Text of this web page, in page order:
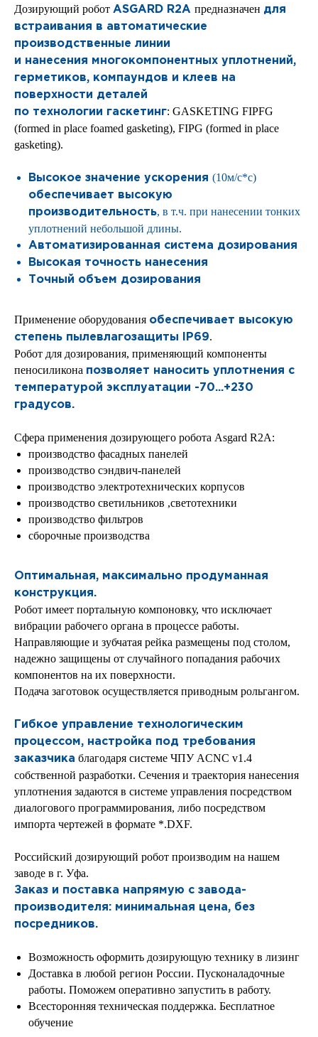
Дозирующий робот ASGARD R2A предназначен для
встраивания в автоматические
производственные линии
и нанесения многокомпонентных уплотнений,
герметиков, компаундов и клеев на
поверхности деталей
по технологии гаскетинг: GASKETING FIPFG
(formed in place foamed gasketing), FIPG (formed in place
gasketing).
Высокое значение ускорения (10м/с*с)
обеспечивает высокую
производительность, в т.ч. при нанесении тонких
уплотнений небольшой длины.
Автоматизированная система дозирования
Высокая точность нанесения
Точный объем дозирования
Применение оборудования обеспечивает высокую
степень пылевлагозащиты IP69.
Робот для дозирования, применяющий компоненты
пеносиликона позволяет наносить уплотнения с
температурой эксплуатации -70...+230
градусов.
Сфера применения дозирующего робота Asgard R2А:
производство фасадных панелей
производство сэндвич-панелей
производство электротехнических корпусов
производство светильников ,светотехники
производство фильтров
сборочные производства
Оптимальная, максимально продуманная
конструкция.
Робот имеет портальную компоновку, что исключает
вибрации рабочего органа в процессе работы.
Направляющие и зубчатая рейка размещены под столом,
надежно защищены от случайного попадания рабочих
компонентов на их поверхности.
Подача заготовок осуществляется приводным рольгангом.
Гибкое управление технологическим
процессом, настройка под требования
заказчика благодаря системе ЧПУ ACNC v1.4
собственной разработки. Сечения и траектория нанесения
уплотнения задаются в системе управления посредством
диалогового программирования, либо посредством
импорта чертежей в формате *.DXF.
Российский дозирующий робот производим на нашем
заводе в г. Уфа.
Заказ и поставка напрямую с завода-
производителя: минимальная цена, без
посредников.
Возможность оформить дозирующую технику в лизинг
Доставка в любой регион России. Пусконаладочные
работы. Поможем оперативно запустить в работу.
Всесторонняя техническая поддержка. Бесплатное
обучение